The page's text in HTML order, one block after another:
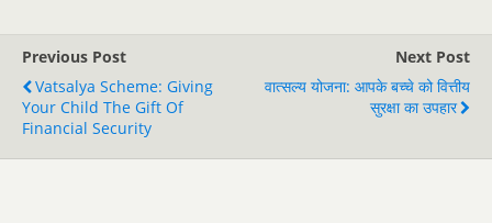
Previous Post
Vatsalya Scheme: Giving
Your Child The Gift Of
Financial Security
Next Post
वात्सल्य योजना: आपके बच्चे को वित्तीय
सुरक्षा का उपहार